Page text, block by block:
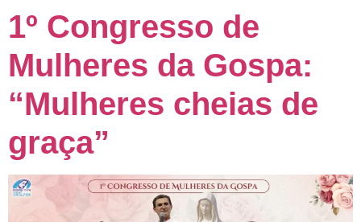
1º Congresso de
Mulheres da Gospa:
“Mulheres cheias de
graça”